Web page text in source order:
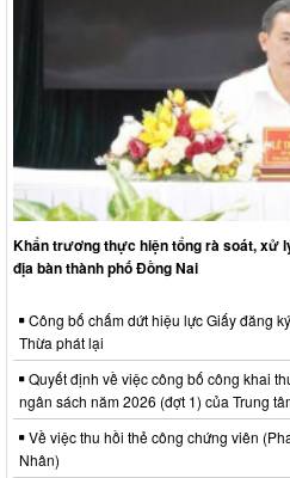
Khẩn trương thực hiện tổng rà soát, xử
địa bàn thành phố Đồng Nai
Công bố chấm dứt hiệu lực Giấy đăng
Thừa phát lại
Quyết định về việc công bố công khai
ngân sách năm 2026 (đợt 1) của Trung
Về việc thu hồi thẻ công chứng viên
Nhân)